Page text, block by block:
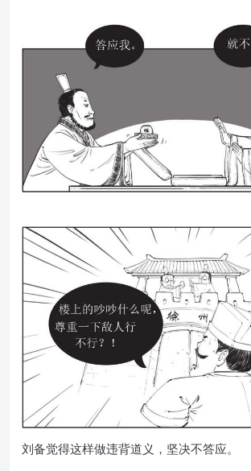
刘备觉得这样做违背道义，坚决不答应。